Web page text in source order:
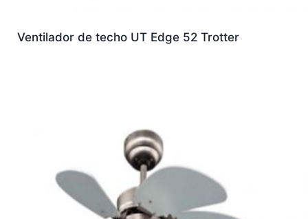
Ventilador de techo UT Edge 52 Trotter